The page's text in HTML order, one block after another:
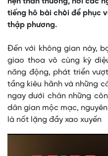
tiếng hô bài chòi để phục
thập phương.
Đến với không gian này,
giao thoa vô cùng kỳ
năng động, phát triển
tầng kiêu hãnh và những
ngay dưới chân những
dân gian mộc mạc,
là nốt lặng đầy xao xuyến